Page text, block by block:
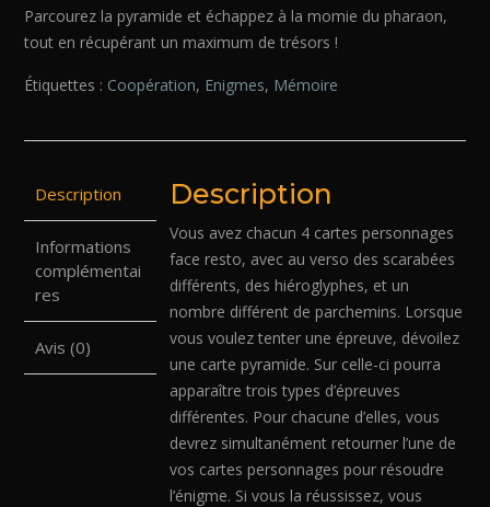
Parcourez la pyramide et échappez à la momie du pharaon,
tout en récupérant un maximum de trésors !
Étiquettes : Coopération, Enigmes, Mémoire
Description
Informations
complémentai
res
Avis (0)
Description
Vous avez chacun 4 cartes personnages
face resto, avec au verso des scarabées
différents, des hiéroglyphes, et un
nombre différent de parchemins. Lorsque
vous voulez tenter une épreuve, dévoilez
une carte pyramide. Sur celle-ci pourra
apparaître trois types d’épreuves
différentes. Pour chacune d’elles, vous
devrez simultanément retourner l’une de
vos cartes personnages pour résoudre
l’énigme. Si vous la réussissez, vous